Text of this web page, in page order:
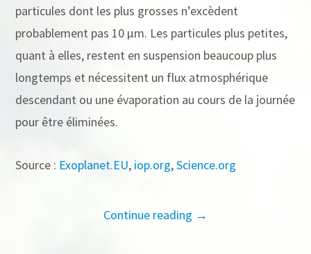
particules dont les plus grosses n’excèdent
probablement pas 10 μm. Les particules plus petites,
quant à elles, restent en suspension beaucoup plus
longtemps et nécessitent un flux atmosphérique
descendant ou une évaporation au cours de la journée
pour être éliminées.
Source : Exoplanet.EU, iop.org,Science.org
Continue reading →